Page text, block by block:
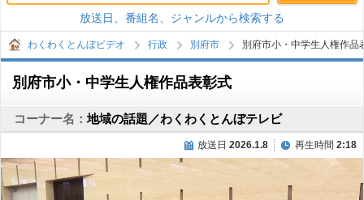
放送日、番組名、ジャンルから検索する
わくわくとんぼビデオ 行政 別府市 別府市小・中学生人権作品
別府市小・中学生人権作品表彰式
コーナー名：地域の話題／わくわくとんぼテレビ
放送日 2026.1.8 再生時間 2:18